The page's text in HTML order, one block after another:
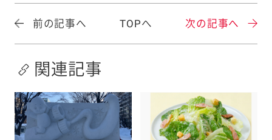
前の記事へ TOPへ 次の記事へ
関連記事